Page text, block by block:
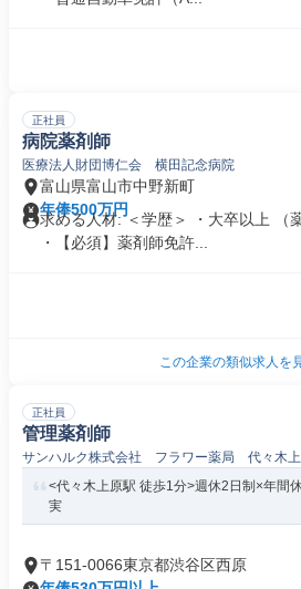
正社員
病院薬剤師
医療法人財団博仁会 横田記念病院
富山県富山市中野新町
年俸500万円
求める人材: ＜学歴＞ ・大卒以上 （
・【必須】薬剤師免許...
この企業の類似求人を
正社員
管理薬剤師
サンハルク株式会社 フラワー薬局 代々木
<代々木上原駅 徒歩1分>週休2日制×年間
実
〒151-0066東京都渋谷区西原